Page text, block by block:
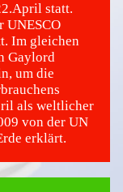
statt.
UNESCO
Im gleichen
Gaylord
um die
als weltlicher
von der UN
erklärt.